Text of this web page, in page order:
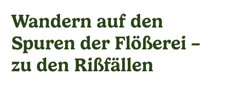
Wandern auf den
Spuren der Flößerei –
zu den Rißfällen